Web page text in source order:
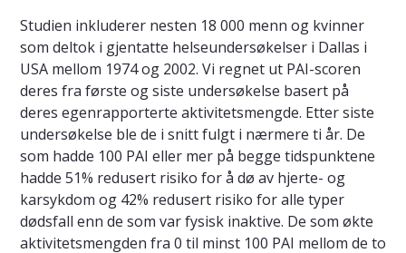
Studien inkluderer nesten 18 000 menn og kvinner
som deltok i gjentatte helseundersøkelser i Dallas i
USA mellom 1974 og 2002. Vi regnet ut PAI-scoren
deres fra første og siste undersøkelse basert på
deres egenrapporterte aktivitetsmengde. Etter siste
undersøkelse ble de i snitt fulgt i nærmere ti år. De
som hadde 100 PAI eller mer på begge tidspunktene
hadde 51% redusert risiko for å dø av hjerte- og
karsykdom og 42% redusert risiko for alle typer
dødsfall enn de som var fysisk inaktive. De som økte
aktivitetsmengden fra 0 til minst 100 PAI mellom de to